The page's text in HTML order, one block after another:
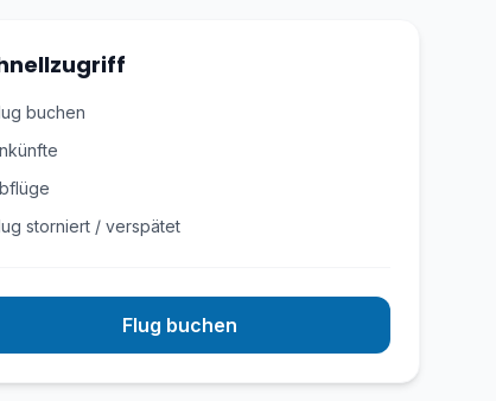
buchen
storniert / verspätet
Flug buchen